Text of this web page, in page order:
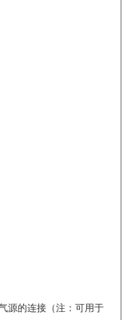
源的连接（注：可用于